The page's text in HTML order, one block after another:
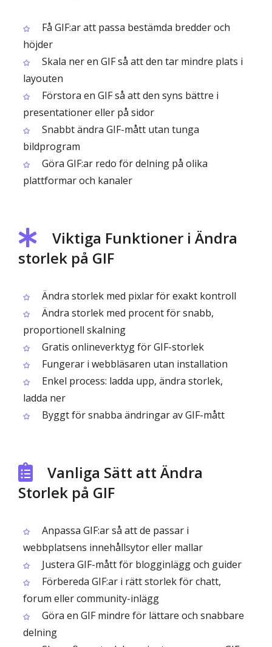
Få GIF:ar att passa bestämda bredder och
höjder
Skala ner en GIF så att den tar mindre plats i
layouten
Förstora en GIF så att den syns bättre i
presentationer eller på sidor
Snabbt ändra GIF-mått utan tunga
bildprogram
Göra GIF:ar redo för delning på olika
plattformar och kanaler
Viktiga Funktioner i Ändra
storlek på GIF
Ändra storlek med pixlar för exakt kontroll
Ändra storlek med procent för snabb,
proportionell skalning
Gratis onlineverktyg för GIF-storlek
Fungerar i webbläsaren utan installation
Enkel process: ladda upp, ändra storlek,
ladda ner
Byggt för snabba ändringar av GIF-mått
Vanliga Sätt att Ändra
Storlek på GIF
Anpassa GIF:ar så att de passar i
webbplatsens innehållsytor eller mallar
Justera GIF-mått för blogginlägg och guider
Förbereda GIF:ar i rätt storlek för chatt,
forum eller community-inlägg
Göra en GIF mindre för lättare och snabbare
delning